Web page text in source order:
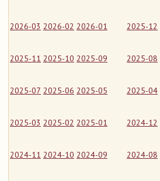
2026-03 2026-02 2026-01 2025-12
2025-11 2025-10 2025-09 2025-08
2025-07 2025-06 2025-05 2025-04
2025-03 2025-02 2025-01 2024-12
2024-11 2024-10 2024-09 2024-08